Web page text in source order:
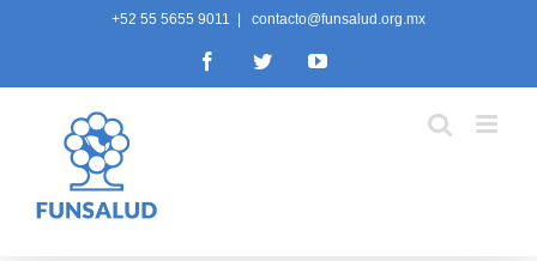
+52 55 5655 9011 contacto@funsalud.org.mx
FacebookTwitterYouTube